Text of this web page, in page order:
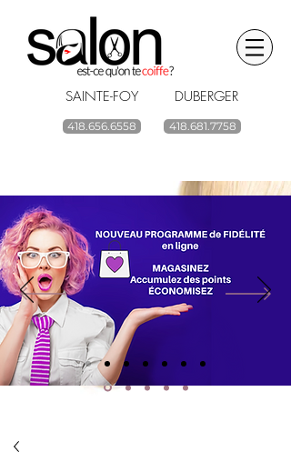
SAINTE-FOY DUBERGER
418.656.6558 418.681.7758
BOUTIQUE EN LIGNE
renouvelez vos
produits capillaires
ACHETEZ